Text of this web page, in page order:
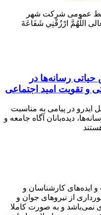
عمومی شرکت شهر
اللَّهُمَّ ارْزُقْنِي شَفَاعَةَ
رسانه‌ها در
و تقویت امید اجتماعی
در پیامی به مناسبت
دیده‌بانان آگاه جامعه و
ایده‌های کارشناسان و
از نیروهای جوان و
نمی‌‌باشد و به صورت کاملا